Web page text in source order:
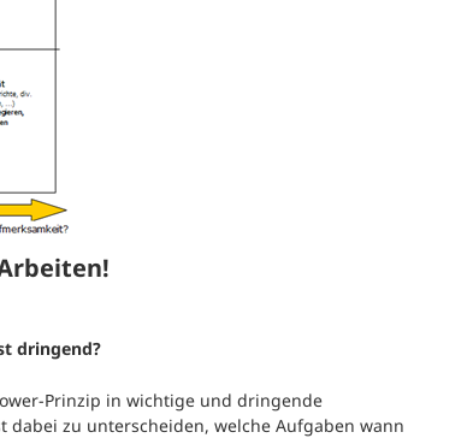
und Analyse
Arbeitszeiten
und Coaching
und
dringend?
Prinzip in wichtige und dringende
zu unterscheiden, welche Aufgaben wann